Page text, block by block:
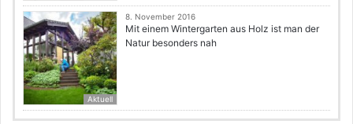
Aktuell
8. November 2016
Mit einem Wintergarten aus Holz ist man der
Natur besonders nah